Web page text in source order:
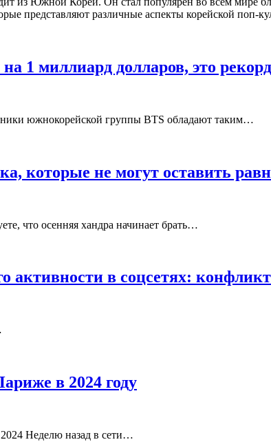
представляют различные аспекты корейской поп-
1 миллиард долларов, это рекорд
южнокорейской группы BTS обладают таким…
которые не могут оставить
что осенняя хандра начинает брать…
активности в соцсетях:
в 2024 году
Неделю назад в сети…